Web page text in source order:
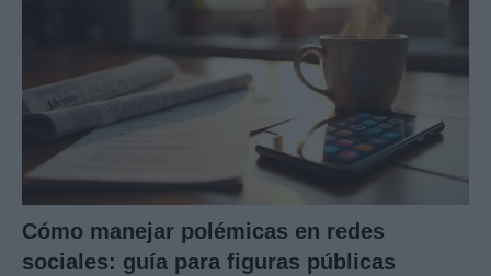
Cómo manejar polémicas en redes
sociales: guía para figuras públicas